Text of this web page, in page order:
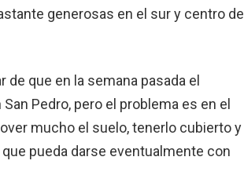
generosas en el sur y centro de
de que en la semana pasada el
Pedro, pero el problema es en el
mucho el suelo, tenerlo cubierto y
pueda darse eventualmente con